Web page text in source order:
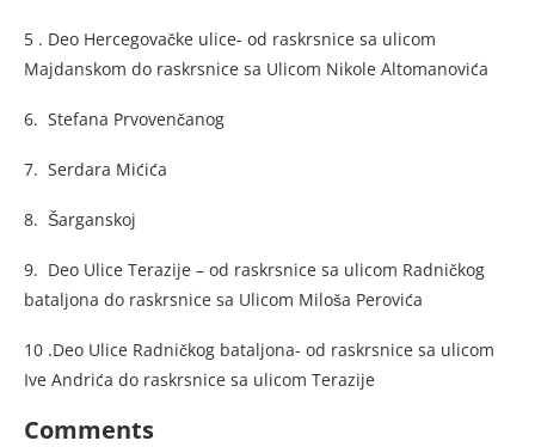
5 . Deo Hercegovačke ulice- od raskrsnice sa ulicom
Majdanskom do raskrsnice sa Ulicom Nikole Altomanovića
6. Stefana Prvovenčanog
7. Serdara Mićića
8. Šarganskoj
9. Deo Ulice Terazije – od raskrsnice sa ulicom Radničkog
bataljona do raskrsnice sa Ulicom Miloša Perovića
10 .Deo Ulice Radničkog bataljona- od raskrsnice sa ulicom
Ive Andrića do raskrsnice sa ulicom Terazije
Comments